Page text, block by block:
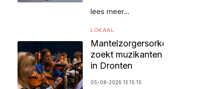
lees meer...
LOKAAL
Mantelzorgersorkest
zoekt muzikanten
in Dronten
05-08-2026 13:15:15